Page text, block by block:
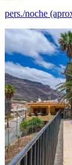
pers./noche